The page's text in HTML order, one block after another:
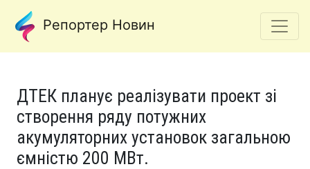
Репортер Новин
ДТЕК планує реалізувати проект зі
створення ряду потужних
акумуляторних установок загальною
ємністю 200 МВт.